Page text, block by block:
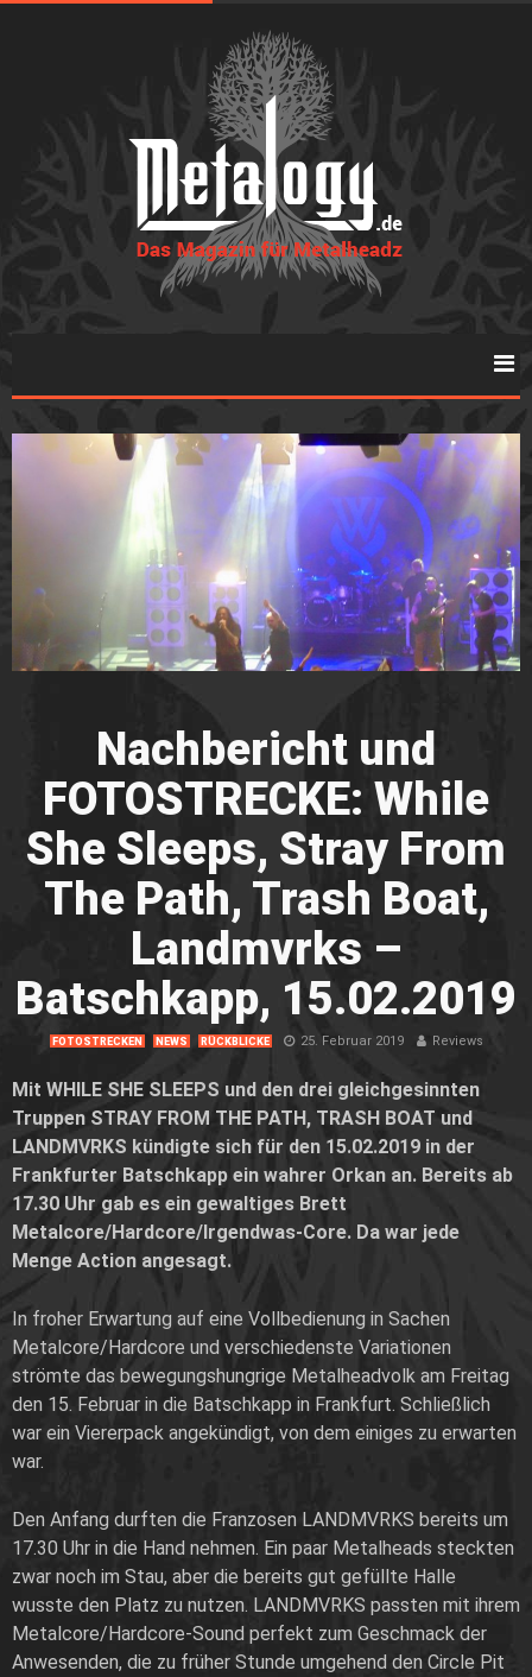
Nachbericht und
FOTOSTRECKE: While
She Sleeps, Stray From
The Path, Trash Boat,
Landmvrks –
Batschkapp, 15.02.2019
FOTOSTRECKEN NEWS RÜCKBLICKE 25. Februar 2019 Reviews
Mit WHILE SHE SLEEPS und den drei gleichgesinnten
Truppen STRAY FROM THE PATH, TRASH BOAT und
LANDMVRKS kündigte sich für den 15.02.2019 in der
Frankfurter Batschkapp ein wahrer Orkan an. Bereits ab
17.30 Uhr gab es ein gewaltiges Brett
Metalcore/Hardcore/Irgendwas-Core. Da war jede
Menge Action angesagt.
In froher Erwartung auf eine Vollbedienung in Sachen
Metalcore/Hardcore und verschiedenste Variationen
strömte das bewegungshungrige Metalheadvolk am Freitag
den 15. Februar in die Batschkapp in Frankfurt. Schließlich
war ein Viererpack angekündigt, von dem einiges zu erwarten
war.
Den Anfang durften die Franzosen LANDMVRKS bereits um
17.30 Uhr in die Hand nehmen. Ein paar Metalheads steckten
zwar noch im Stau, aber die bereits gut gefüllte Halle
wusste den Platz zu nutzen. LANDMVRKS passten mit ihrem
Metalcore/Hardcore-Sound perfekt zum Geschmack der
Anwesenden, die zu früher Stunde umgehend den Circle Pit